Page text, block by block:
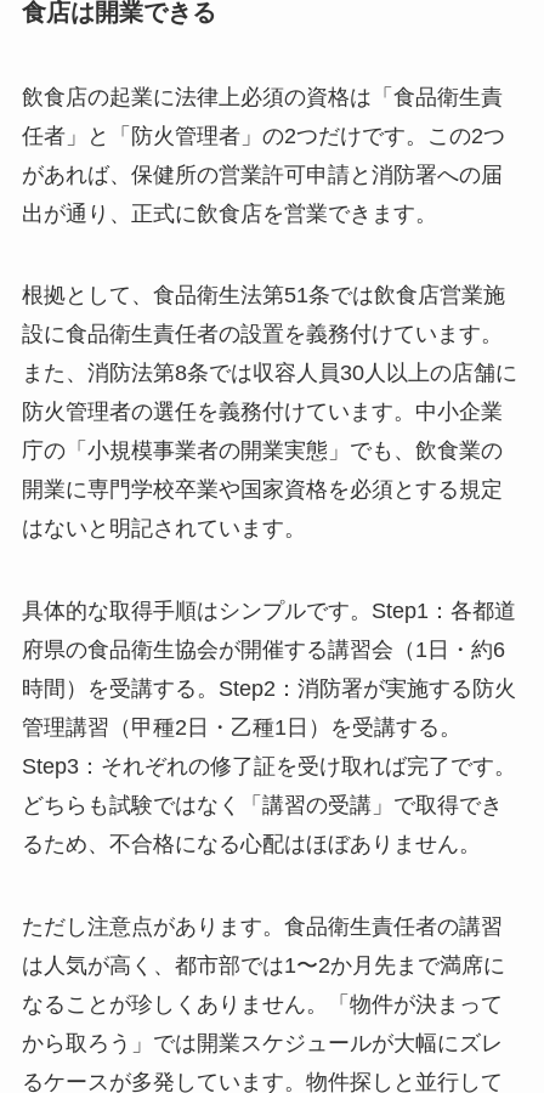
食店は開業できる
飲食店の起業に法律上必須の資格は「食品衛生責
任者」と「防火管理者」の2つだけです。この2つ
があれば、保健所の営業許可申請と消防署への届
出が通り、正式に飲食店を営業できます。
根拠として、食品衛生法第51条では飲食店営業施
設に食品衛生責任者の設置を義務付けています。
また、消防法第8条では収容人員30人以上の店舗に
防火管理者の選任を義務付けています。中小企業
庁の「小規模事業者の開業実態」でも、飲食業の
開業に専門学校卒業や国家資格を必須とする規定
はないと明記されています。
具体的な取得手順はシンプルです。Step1：各都道
府県の食品衛生協会が開催する講習会（1日・約6
時間）を受講する。Step2：消防署が実施する防火
管理講習（甲種2日・乙種1日）を受講する。
Step3：それぞれの修了証を受け取れば完了です。
どちらも試験ではなく「講習の受講」で取得でき
るため、不合格になる心配はほぼありません。
ただし注意点があります。食品衛生責任者の講習
は人気が高く、都市部では1〜2か月先まで満席に
なることが珍しくありません。「物件が決まって
から取ろう」では開業スケジュールが大幅にズレ
るケースが多発しています。物件探しと並行して